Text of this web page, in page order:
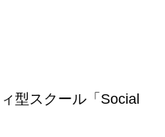
型スクール「Social